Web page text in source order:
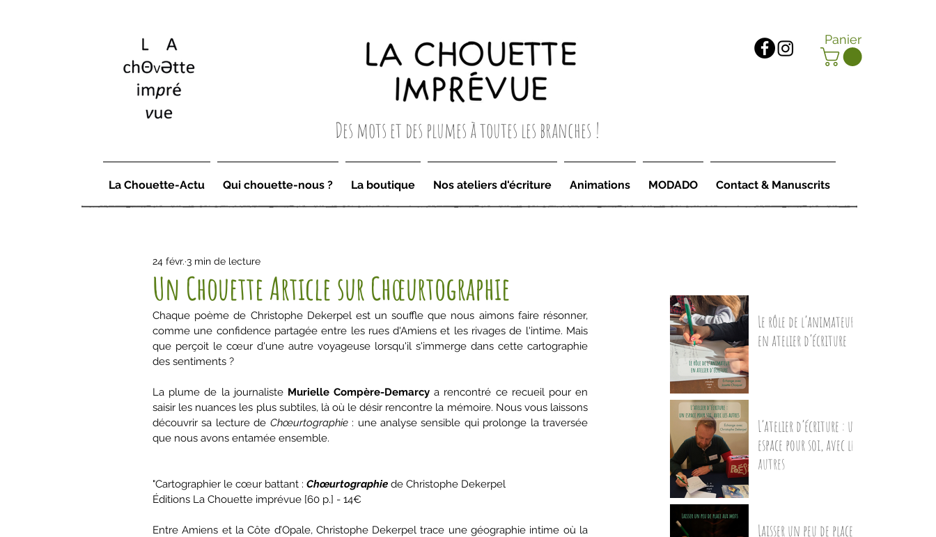
Des mots et des plumes à toutes les branches !
Panier
La Chouette-Actu Qui chouette-nous ? La boutique Nos ateliers d'écriture Animations MODADO Contact & Manuscrits
Un Chouette Article sur Chœurtographie
24 févr. 3 min de lecture
Chaque poème de Christophe Dekerpel est un souffle que nous aimons faire résonner,
comme une confidence partagée entre les rues d'Amiens et les rivages de l'intime. Mais
que perçoit le cœur d'une autre voyageuse lorsqu'il s'immerge dans cette cartographie
des sentiments ?
La plume de la journaliste Murielle Compère-Demarcy a rencontré ce recueil pour en
saisir les nuances les plus subtiles, là où le désir rencontre la mémoire. Nous vous laissons
découvrir sa lecture de Chœurtographie : une analyse sensible qui prolonge la traversée
que nous avons entamée ensemble.
"Cartographier le cœur battant : Chœurtographie de Christophe Dekerpel
Éditions La Chouette imprévue [60 p.] - 14€
Entre Amiens et la Côte d’Opale, Christophe Dekerpel trace une géographie intime où la
Le rôle de l’animateur
en atelier d’écriture
L’atelier d’écriture : un
espace pour soi, avec les
autres
Laisser un peu de place